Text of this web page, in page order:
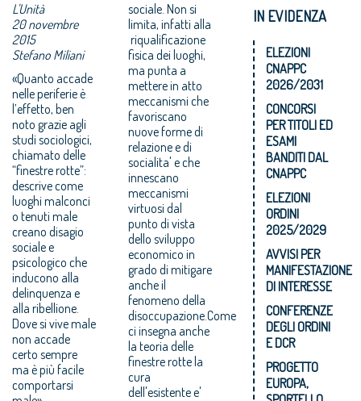
L'Unità
20 novembre
2015
Stefano Miliani
«Quanto accade
nelle periferie è
l’effetto, ben
noto grazie agli
studi sociologici,
chiamato delle
“finestre rotte”:
descrive come
luoghi malconci
o tenuti male
creano disagio
sociale e
psicologico che
inducono alla
delinquenza e
alla ribellione.
Dove si vive male
non accade
certo sempre
ma è più facile
comportarsi
sociale. Non si
limita, infatti alla
riqualificazione
fisica dei luoghi,
ma punta a
mettere in atto
meccanismi che
favoriscano
nuove forme di
relazione e di
socialita' e che
innescano
meccanismi
virtuosi dal
punto di vista
dello sviluppo
economico in
grado di mitigare
anche il
fenomeno della
disoccupazione.Come
ci insegna anche
la teoria delle
finestre rotte la
cura
dell'esistente e'
IN EVIDENZA
ELEZIONI
CNAPPC
2026/2031
CONCORSI
PER TITOLI ED
ESAMI
BANDITI DAL
CNAPPC
ELEZIONI
ORDINI
2025/2029
AVVISI PER
MANIFESTAZIONE
DI INTERESSE
CONFERENZE
DEGLI ORDINI
E DCR
PROGETTO
EUROPA,